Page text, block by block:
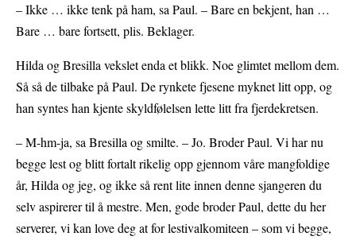
– Ikke … ikke tenk på ham, sa Paul. – Bare en bekjent, han …
Bare … bare fortsett, plis. Beklager.
Hilda og Bresilla vekslet enda et blikk. Noe glimtet mellom dem.
Så så de tilbake på Paul. De rynkete fjesene myknet litt opp, og
han syntes han kjente skyldfølelsen lette litt fra fjerdekretsen.
– M-hm-ja, sa Bresilla og smilte. – Jo. Broder Paul. Vi har nu
begge lest og blitt fortalt rikelig opp gjennom våre mangfoldige
år, Hilda og jeg, og ikke så rent lite innen denne sjangeren du
selv aspirerer til å mestre. Men, gode broder Paul, dette du her
serverer, vi kan love deg at for lestivalkomiteen – som vi begge,